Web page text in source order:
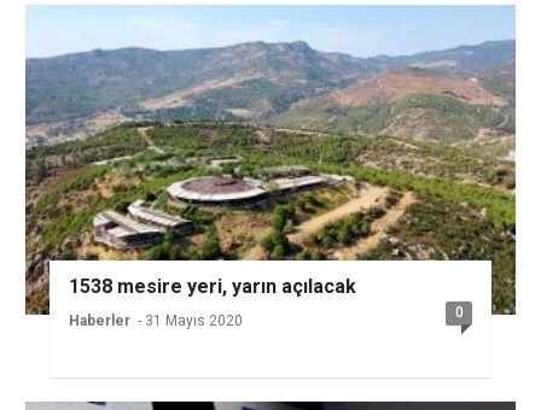
1538 mesire yeri, yarın açılacak
Haberler - 31 Mayıs 2020 0